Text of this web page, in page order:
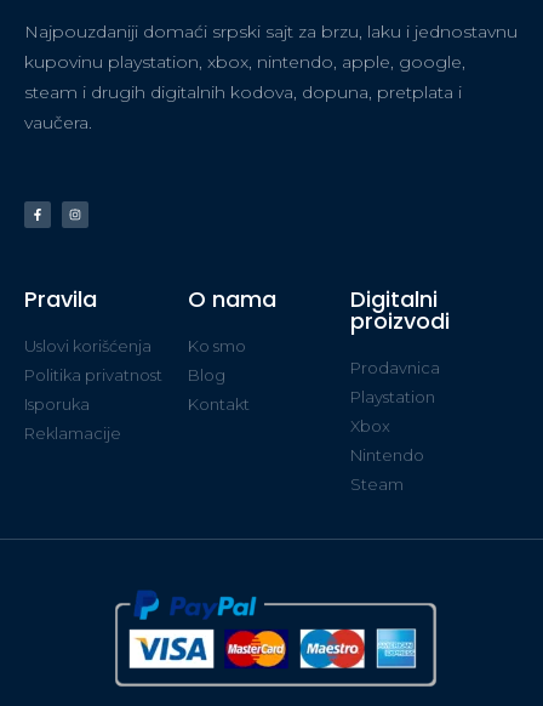
Najpouzdaniji domaći srpski sajt za brzu, laku i jednostavnu
kupovinu playstation, xbox, nintendo, apple, google,
steam i drugih digitalnih kodova, dopuna, pretplata i
vaučera.
Pravila
Uslovi korišćenja
Politika privatnost
Isporuka
Reklamacije
O nama
Ko smo
Blog
Kontakt
Digitalni
proizvodi
Prodavnica
Playstation
Xbox
Nintendo
Steam